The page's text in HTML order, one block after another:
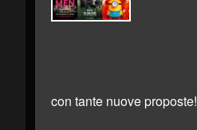
con tante nuove proposte!